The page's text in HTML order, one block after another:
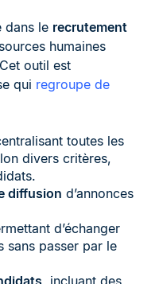
dans le recrutement
humaines
outil est
qui regroupe de
toutes les
divers critères,
diffusion d’annonces
d’échanger
sans passer par le